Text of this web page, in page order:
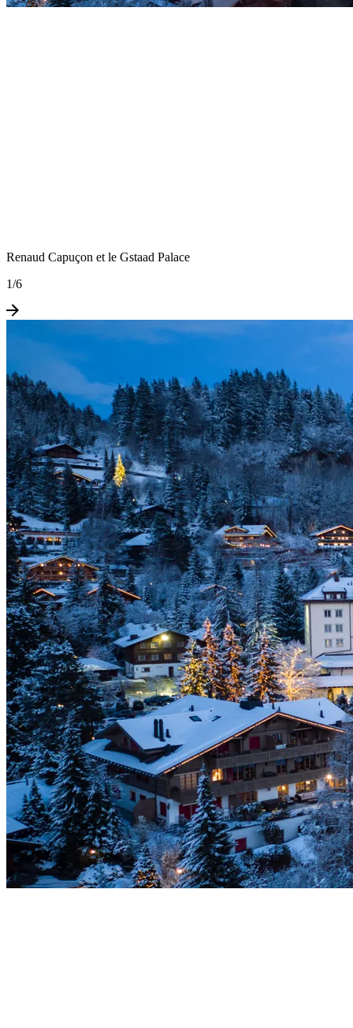
Renaud Capuçon et le Gstaad Palace
1/6